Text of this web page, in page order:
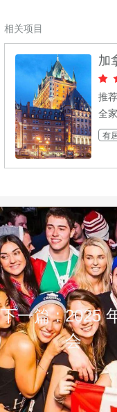
相关项目
加
推
全
有
下一篇 : 2025
会